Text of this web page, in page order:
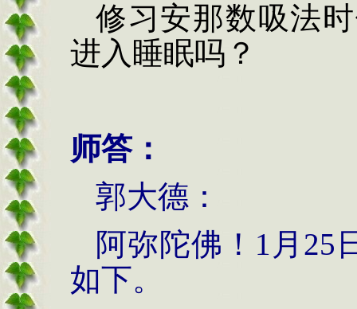
修习安那数吸法
进入睡眠吗？
师答：
郭大德：
阿弥陀佛！ 1月25
如下。